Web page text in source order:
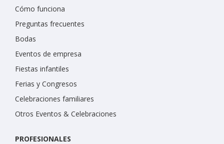
Cómo funciona
Preguntas frecuentes
Bodas
Eventos de empresa
Fiestas infantiles
Ferias y Congresos
Celebraciones familiares
Otros Eventos & Celebraciones
PROFESIONALES